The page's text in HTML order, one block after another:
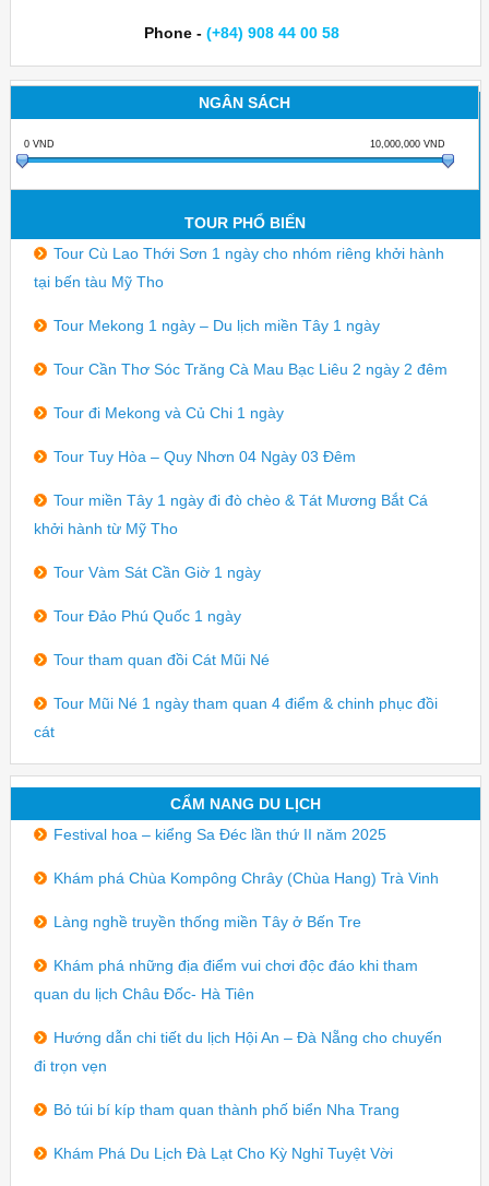
Phone -(+84) 908 44 00 58
NGÂN SÁCH
0VND 10,000,000 VND
TOUR PHỔ BIẾN
Tour Cù Lao Thới Sơn 1 ngày cho nhóm riêng khởi hành
tại bến tàu Mỹ Tho
Tour Mekong 1 ngày – Du lịch miền Tây 1 ngày
Tour Cần Thơ Sóc Trăng Cà Mau Bạc Liêu 2 ngày 2 đêm
Tour đi Mekong và Củ Chi 1 ngày
Tour Tuy Hòa – Quy Nhơn 04 Ngày 03 Đêm
Tour miền Tây 1 ngày đi đò chèo & Tát Mương Bắt Cá
khởi hành từ Mỹ Tho
Tour Vàm Sát Cần Giờ 1 ngày
Tour Đảo Phú Quốc 1 ngày
Tour tham quan đồi Cát Mũi Né
Tour Mũi Né 1 ngày tham quan 4 điểm & chinh phục đồi
cát
CẨM NANG DU LỊCH
Festival hoa – kiểng Sa Đéc lần thứ II năm 2025
Khám phá Chùa Kompông Chrây (Chùa Hang) Trà Vinh
Làng nghề truyền thống miền Tây ở Bến Tre
Khám phá những địa điểm vui chơi độc đáo khi tham
quan du lịch Châu Đốc- Hà Tiên
Hướng dẫn chi tiết du lịch Hội An – Đà Nẵng cho chuyến
đi trọn vẹn
Bỏ túi bí kíp tham quan thành phố biển Nha Trang
Khám Phá Du Lịch Đà Lạt Cho Kỳ Nghỉ Tuyệt Vời